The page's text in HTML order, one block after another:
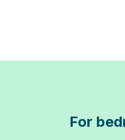
For